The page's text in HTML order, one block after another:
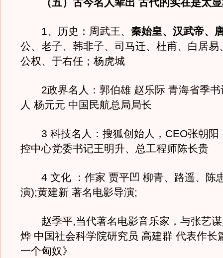
（五）古今名人辈出 古代的实在是太
1、历史：周武王、 秦始皇、汉武帝、
公、老子、韩非子、司马迁、杜甫、白居易
公权、于右任；杨虎城
2政界名人：郭伯雄 赵乐际 青海省季书
人 杨元元 中国民航总局局长
3 科技名人：搜狐创始人，CEO张朝阳
控中心党委书记王明升、总工程师陈长贵
4 文化 ：作家 贾平凹 柳青、路遥、陈
演);黄建新 著名电影导演;
赵季平,当代著名电影音乐家，与张艺谋
烨 中国社会科学院研究员 高建群 代表作长
一个匈奴》